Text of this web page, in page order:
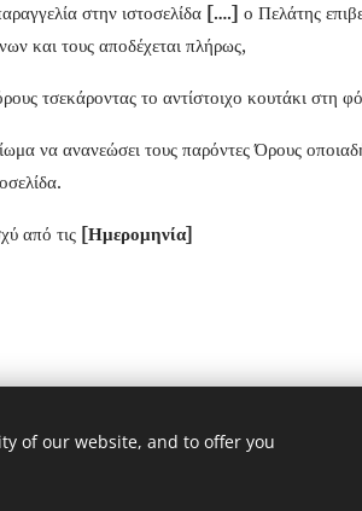
στην ιστοσελίδα [….] ο Πελάτης
και τους αποδέχεται πλήρως,
τσεκάροντας το αντίστοιχο κουτάκι στη
να ανανεώσει τους παρόντες Όρους
από τις [Ημερομηνία]
22 & Κάλχαντος Σκοπευτήριο
of our website, and to offer you